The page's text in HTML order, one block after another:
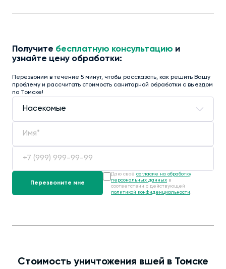
Получите бесплатную консультацию и
узнайте цену обработки:
Перезвоним в течение 5 минут, чтобы рассказать, как решить Вашу
проблему и рассчитать стоимость санитарной обработки с выездом
по Томске!
Даю своё согласие на обработку
персональных данных в
соответствии с действующей
политикой конфиденциальности .
Стоимость уничтожения вшей в Томске